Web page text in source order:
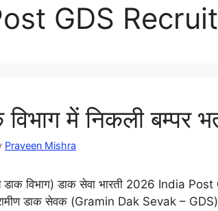
GDS
में निकली बम्पर
Praveen Mishra
डाक विभाग) डाक सेवा भारती 2026 India
डाक सेवक (Gramin Dak Sevak –